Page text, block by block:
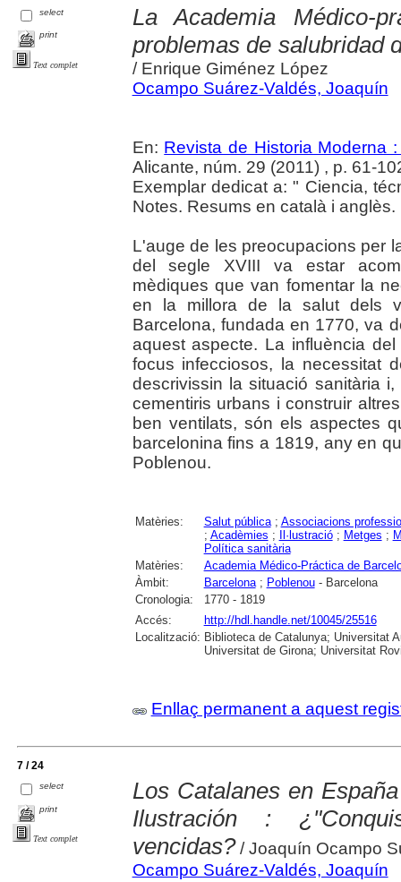
select
print
Text complet
La Academia Médico-
problemas de salubridad
/ Enrique Giménez López
Ocampo Suárez-Valdés, Joaquín
En: Revista de Historia Moderna
Alicante, núm. 29 (2011) , p. 61-
Exemplar dedicat a: " Ciencia,
Notes. Resums en català i anglès.
L'auge de les preocupacions per
del segle XVIII va estar
mèdiques que van fomentar la
en la millora de la salut dels
Barcelona, fundada en 1770, va
aquest aspecte. La influència
focus infecciosos, la necessitat
descrivissin la situació sanitària
cementiris urbans i construir
ben ventilats, són els aspectes
barcelonina fins a 1819, any en
Poblenou.
Matèries: Salut pública; Associacions
; Acadèmies ; Il·lustració; Metges ;
Política sanitària
Matèries:
Academia Médico-Práctica de
Àmbit:
Barcelona; Poblenou- Barcelona
Cronologia:
1770 - 1819
Accés:
http://hdl.handle.net/10045/25516
Localització: Biblioteca de Catalunya; Universitat
Universitat de Girona; Universitat
Enllaç permanent a aquest
7 / 24
select
print
Text complet
Los Catalanes en
Ilustración :
vencidas?/ Joaquín Ocampo
Ocampo Suárez-Valdés, Joaquín